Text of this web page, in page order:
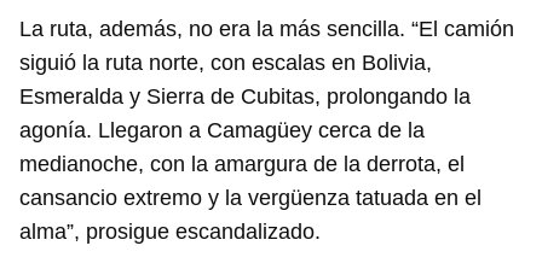
La ruta, además, no era la más sencilla. “El camión
siguió la ruta norte, con escalas en Bolivia,
Esmeralda y Sierra de Cubitas, prolongando la
agonía. Llegaron a Camagüey cerca de la
medianoche, con la amargura de la derrota, el
cansancio extremo y la vergüenza tatuada en el
alma”, prosigue escandalizado.